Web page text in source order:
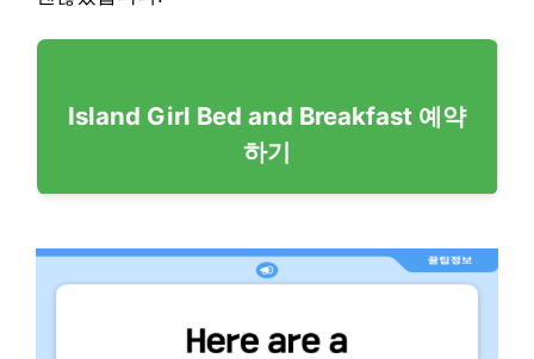
Island Girl Bed and Breakfast 예약
하기